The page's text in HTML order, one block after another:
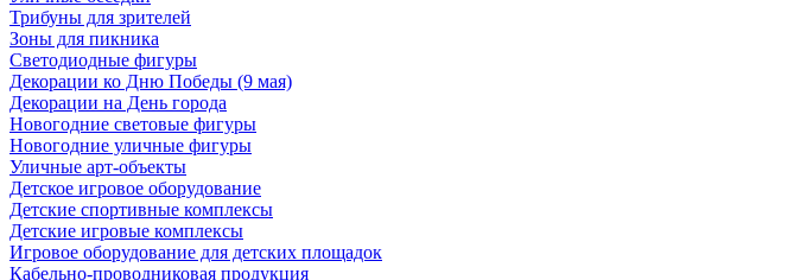
Трибуны для зрителей
Зоны для пикника
Светодиодные фигуры
Декорации ко Дню Победы (9 мая)
Декорации на День города
Новогодние световые фигуры
Новогодние уличные фигуры
Уличные арт-объекты
Детское игровое оборудование
Детские спортивные комплексы
Детские игровые комплексы
Игровое оборудование для детских площадок
Кабельно-проводниковая продукция